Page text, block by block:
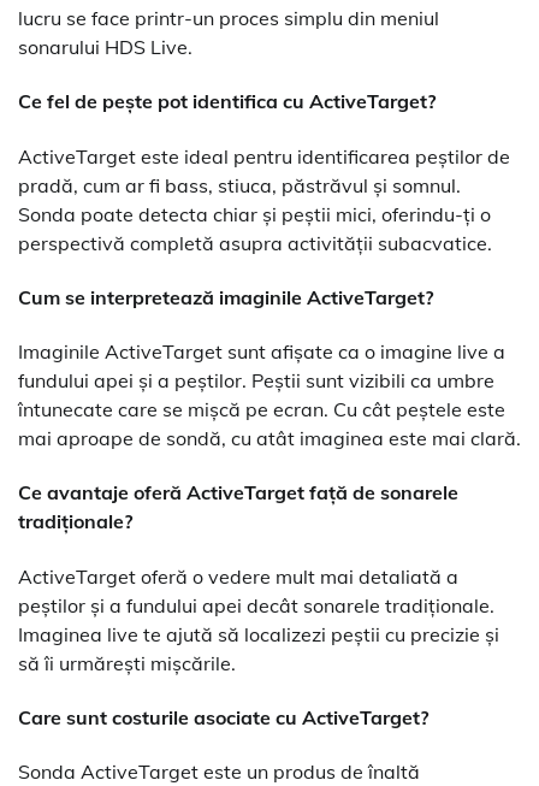
lucru se face printr-un proces simplu din meniul
sonarului HDS Live.
Ce fel de pește pot identifica cu ActiveTarget?
ActiveTarget este ideal pentru identificarea peștilor de
pradă, cum ar fi bass, stiuca, păstrăvul și somnul.
Sonda poate detecta chiar și peștii mici, oferindu-ți o
perspectivă completă asupra activității subacvatice.
Cum se interpretează imaginile ActiveTarget?
Imaginile ActiveTarget sunt afișate ca o imagine live a
fundului apei și a peștilor. Peștii sunt vizibili ca umbre
întunecate care se mișcă pe ecran. Cu cât peștele este
mai aproape de sondă, cu atât imaginea este mai clară.
Ce avantaje oferă ActiveTarget față de sonarele
tradiționale?
ActiveTarget oferă o vedere mult mai detaliată a
peștilor și a fundului apei decât sonarele tradiționale.
Imaginea live te ajută să localizezi peștii cu precizie și
să îi urmărești mișcările.
Care sunt costurile asociate cu ActiveTarget?
Sonda ActiveTarget este un produs de înaltă